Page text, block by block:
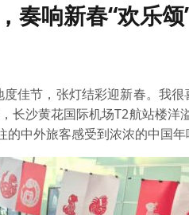
奏响新春“欢乐颂
节，张灯结彩迎新春。我很
长沙黄花国际机场T2航站楼洋
中外旅客感受到浓浓的中国年